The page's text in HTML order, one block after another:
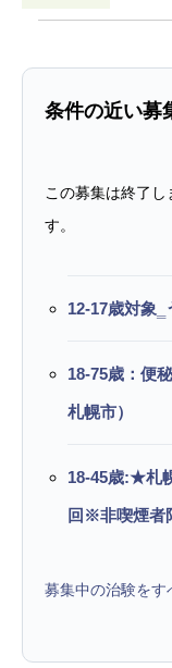
条件の近い募
この募集は終了
す。
12-17歳対象
18-75歳：便
札幌市）
18-45歳:★札
回※非喫煙
募集中の治験を